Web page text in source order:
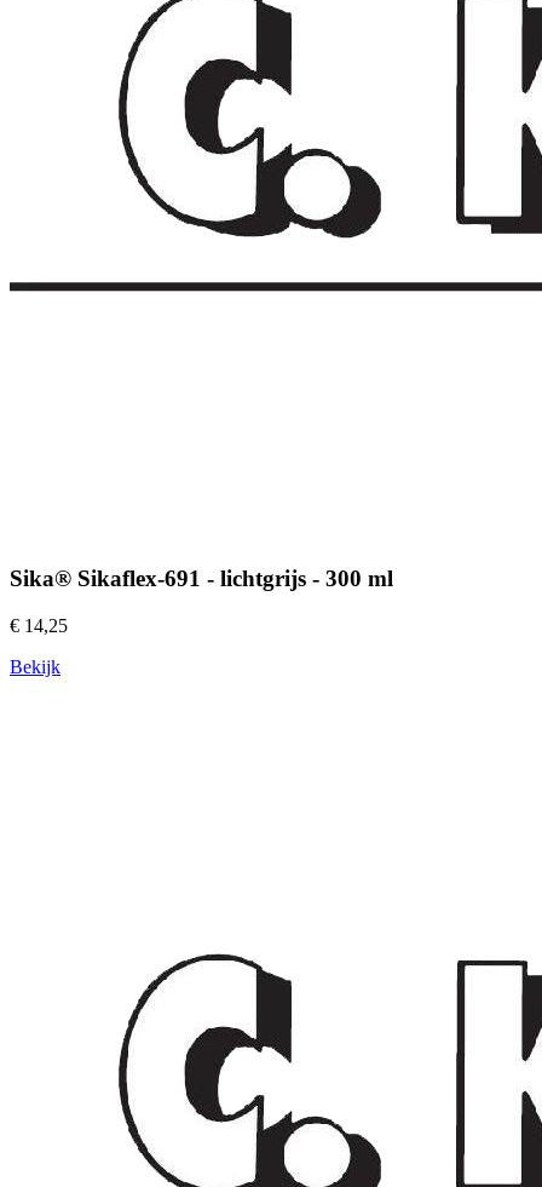
Sika® Sikaflex-691 - lichtgrijs - 300 ml
€ 14,25
Bekijk